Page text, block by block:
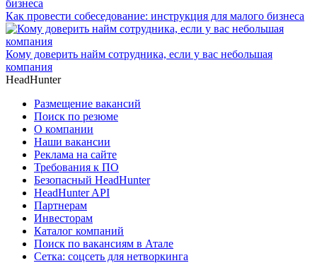
Как провести собеседование: инструкция для малого бизнеса
Кому доверить найм сотрудника, если у вас небольшая
компания
HeadHunter
Размещение вакансий
Поиск по резюме
О компании
Наши вакансии
Реклама на сайте
Требования к ПО
Безопасный HeadHunter
HeadHunter API
Партнерам
Инвесторам
Каталог компаний
Поиск по вакансиям в Атале
Сетка: соцсеть для нетворкинга